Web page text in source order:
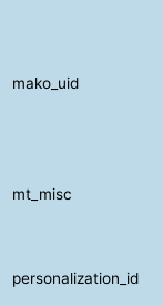
mako_uid
mt_misc
personalization_id